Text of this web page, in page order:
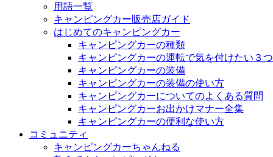
用語一覧
キャンピングカー販売店ガイド
はじめてのキャンピングカー
キャンピングカーの種類
キャンピングカーの運転で気を付けたい３
キャンピングカーの装備
キャンピングカーの装備の使い方
キャンピングカーについてのよくある質問
キャンピングカーお出かけマナー全集
キャンピングカーの便利な使い方
コミュニティ
キャンピングカーちゃんねる